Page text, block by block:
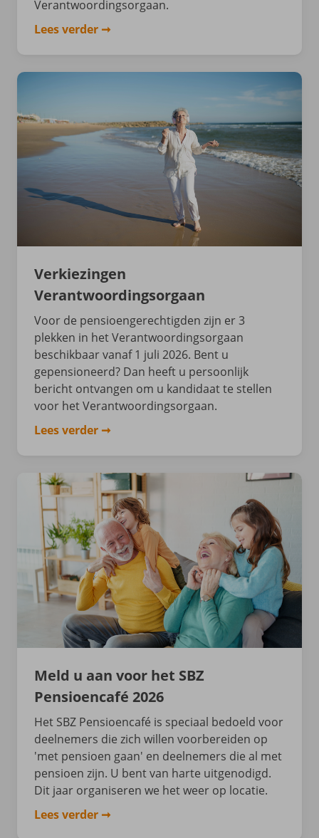
Verantwoordingsorgaan.
Lees verder
Verkiezingen
Verantwoordingsorgaan
Voor de pensioengerechtigden zijn er 3
plekken in het Verantwoordingsorgaan
beschikbaar vanaf 1 juli 2026. Bent u
gepensioneerd? Dan heeft u persoonlijk
bericht ontvangen om u kandidaat te stellen
voor het Verantwoordingsorgaan.
Lees verder
Meld u aan voor het SBZ
Pensioencafé 2026
Het SBZ Pensioencafé is speciaal bedoeld voor
deelnemers die zich willen voorbereiden op
'met pensioen gaan' en deelnemers die al met
pensioen zijn. U bent van harte uitgenodigd.
Dit jaar organiseren we het weer op locatie.
Lees verder